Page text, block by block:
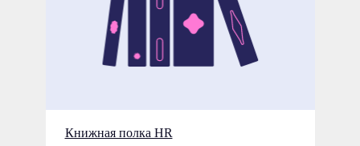
Книжная полка HR